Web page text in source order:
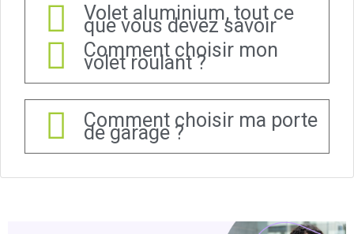
Volet aluminium, tout ce
que vous devez savoir
Comment choisir mon
volet roulant ?
Comment choisir ma porte
de garage ?